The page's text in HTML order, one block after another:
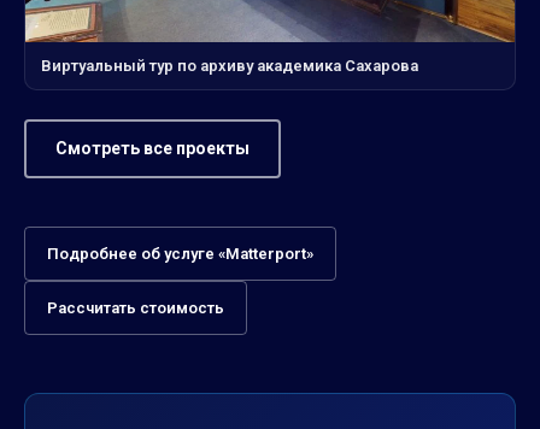
Виртуальный тур по архиву академика Сахарова
Смотреть все проекты
Подробнее об услуге «Matterport»
Рассчитать стоимость